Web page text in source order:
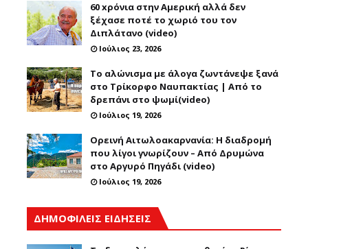
60 xρόνια στην Αμερική αλλά δεν
ξέχασε ποτέ το χωριό του τον
Διπλάτανο (video)
Ιούλιος 23, 2026
Το αλώνισμα με άλογα ζωντάνεψε ξανά
στο Τρίκορφο Ναυπακτίας | Από το
δρεπάνι στο ψωμί(video)
Ιούλιος 19, 2026
Ορεινή Αιτωλοακαρνανία: Η διαδρομή
που λίγοι γνωρίζουν – Από Δρυμώνα
στο Αργυρό Πηγάδι (video)
Ιούλιος 19, 2026
ΔΗΜΟΦΙΛΕΙΣ ΕΙΔΗΣΕΙΣ